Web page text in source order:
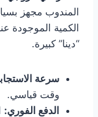
المندوب مجهز
الكمية الموجودة
“دينا” كبيرة.
سرعة
وقت قياسي.
الدفع الفوري: